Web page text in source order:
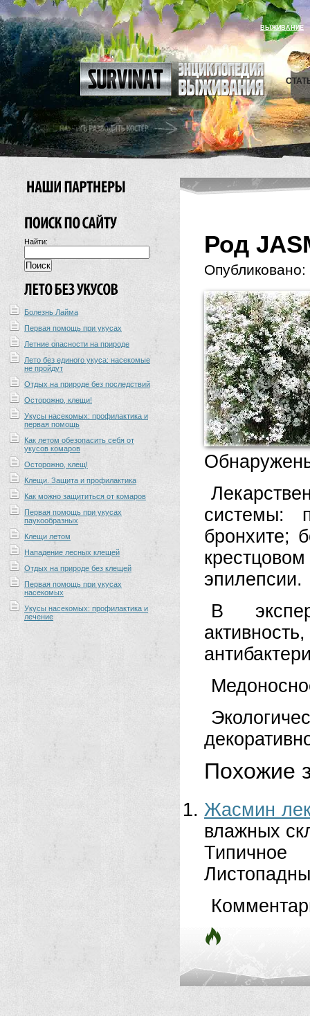
ВЫЖИВАНИЕ
Найти:
Болезнь Лайма
Первая помощь при укусах
Летние опасности на природе
Лето без единого укуса: насекомые
не пройдут
Отдых на природе без последствий
Осторожно, клещи!
Укусы насекомых: профилактика и
первая помощь
Как летом обезопасить себя от
укусов комаров
Осторожно, клещ!
Клещи. Защита и профилактика
Как можно защититься от комаров
Первая помощь при укусах
паукообразных
Клещи летом
Нападение лесных клещей
Отдых на природе без клещей
Первая помощь при укусах
насекомых
Укусы насекомых: профилактика и
лечение
Род
Опубликовано:
системы:
бронхите;
эпилепсии.
В
Похожие
Жасмин
влажных
Типичное